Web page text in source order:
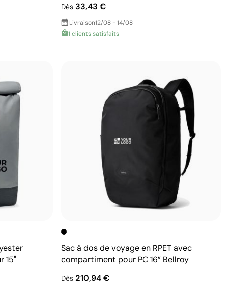
Dès 33,43 €
Livraison12/08 - 14/08
1 clients satisfaits
15"
Sac à dos de voyage en RPET avec
compartiment pour PC 16” Bellroy
Dès 210,94 €